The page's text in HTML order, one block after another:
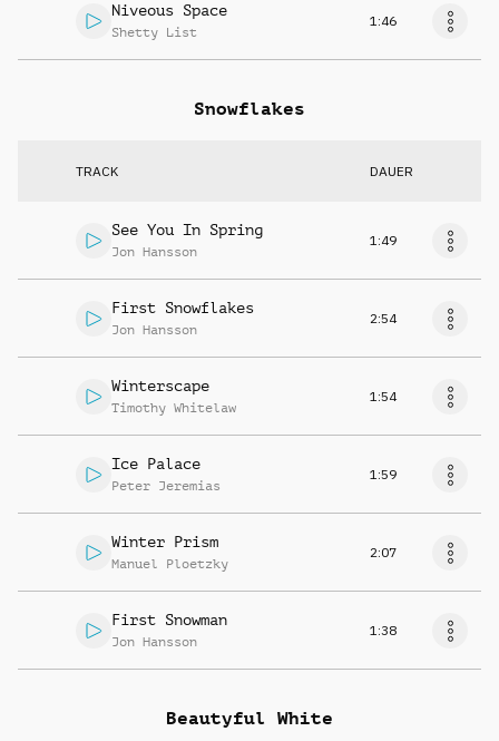
Niveous Space
Shetty List
1:46
Snowflakes
TRACK DAUER
See You In Spring
Jon Hansson
1:49
First Snowflakes
Jon Hansson
2:54
Winterscape
Timothy Whitelaw
1:54
Ice Palace
Peter Jeremias
1:59
Winter Prism
Manuel Ploetzky
2:07
First Snowman
Jon Hansson
1:38
Beautyful White